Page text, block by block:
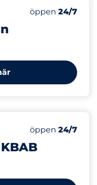
Antal
Totalt antal
Lördag
öppen 24/7
Antal
Totalt antal
Lördag
öppen 24/7